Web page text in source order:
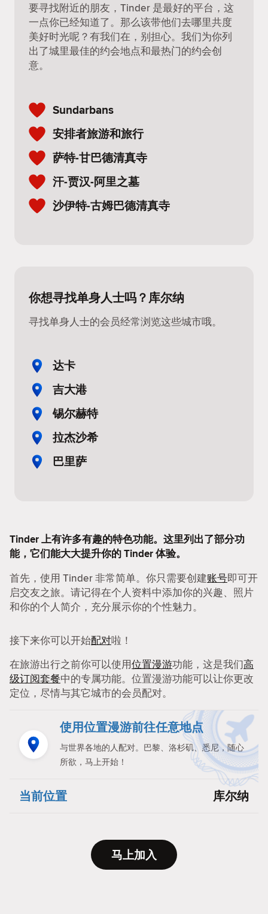
要寻找附近的朋友，Tinder 是最好的平台，这
一点你已经知道了。那么该带他们去哪里共度
美好时光呢？有我们在，别担心。我们为你列
出了城里最佳的约会地点和最热门的约会创
意。
Sundarbans
安排者旅游和旅行
萨特-甘巴德清真寺
汗-贾汉-阿里之墓
沙伊特-古姆巴德清真寺
你想寻找单身人士吗？库尔纳
寻找单身人士的会员经常浏览这些城市哦。
达卡
吉大港
锡尔赫特
拉杰沙希
巴里萨
Tinder 上有许多有趣的特色功能。这里列出了部分功
能，它们能大大提升你的 Tinder 体验。
首先，使用 Tinder 非常简单。你只需要创建账号即可开
启交友之旅。请记得在个人资料中添加你的兴趣、照片
和你的个人简介，充分展示你的个性魅力。
接下来你可以开始配对啦！
在旅游出行之前你可以使用位置漫游功能，这是我们高
级订阅套餐中的专属功能。位置漫游功能可以让你更改
定位，尽情与其它城市的会员配对。
使用位置漫游前往任意地点
与世界各地的人配对。巴黎、洛杉矶、悉尼，随心
所欲，马上开始！
当前位置 库尔纳
马上加入